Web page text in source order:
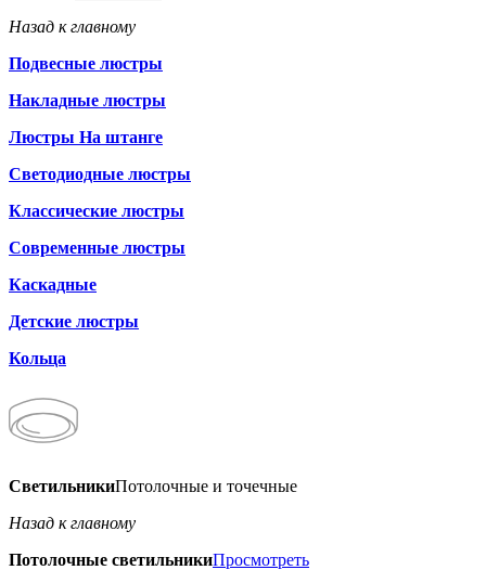
Назад к главному
Подвесные люстры
Накладные люстры
Люстры На штанге
Светодиодные люстры
Классические люстры
Современные люстры
Каскадные
Детские люстры
Кольца
СветильникиПотолочные и точечные
Назад к главному
Потолочные светильникиПросмотреть